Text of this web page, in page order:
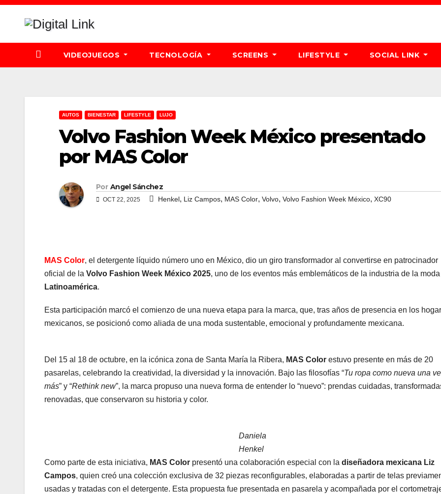
Saltar
VIDEOJUEGOS TECNOLOGÍA SCREENS LIFESTYLE SOCIAL LINK
AUTOS BIENESTAR LIFESTYLE LUJO
Volvo Fashion Week México presentado
por MAS Color
Por Angel Sánchez
OCT 22, 2025 Henkel, Liz Campos, MAS Color, Volvo, Volvo Fashion Week México, XC90
MAS Color, el detergente líquido número uno en México, dio un giro transformador al convertirse en patrocinador
oficial de la Volvo Fashion Week México 2025, uno de los eventos más emblemáticos de la industria de la
Latinoamérica.
Esta participación marcó el comienzo de una nueva etapa para la marca, que, tras años de presencia en los
mexicanos, se posicionó como aliada de una moda sustentable, emocional y profundamente mexicana.
Del 15 al 18 de octubre, en la icónica zona de Santa María la Ribera, MAS Color estuvo presente en más de 20
pasarelas, celebrando la creatividad, la diversidad y la innovación. Bajo las filosofías “Tu ropa como nueva una
más” y “Rethink new”, la marca propuso una nueva forma de entender lo “nuevo”: prendas cuidadas,
renovadas, que conservaron su historia y color.
Daniela
Henkel
Como parte de esta iniciativa, MAS Color presentó una colaboración especial con la diseñadora mexicana Liz
Campos, quien creó una colección exclusiva de 32 piezas reconfigurables, elaboradas a partir de telas
usadas y tratadas con el detergente. Esta propuesta fue presentada en pasarela y acompañada por el